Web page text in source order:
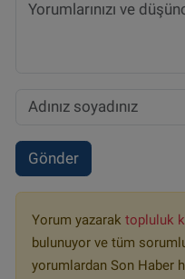
Gönder
Yorum yazarak topluluk
bulunuyor ve tüm
yorumlardan Son Haber